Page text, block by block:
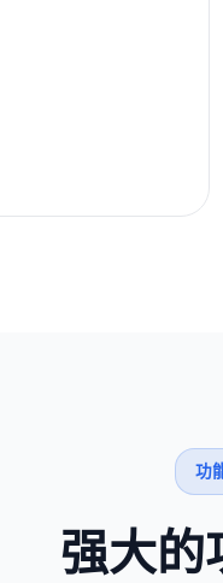
功
强大的